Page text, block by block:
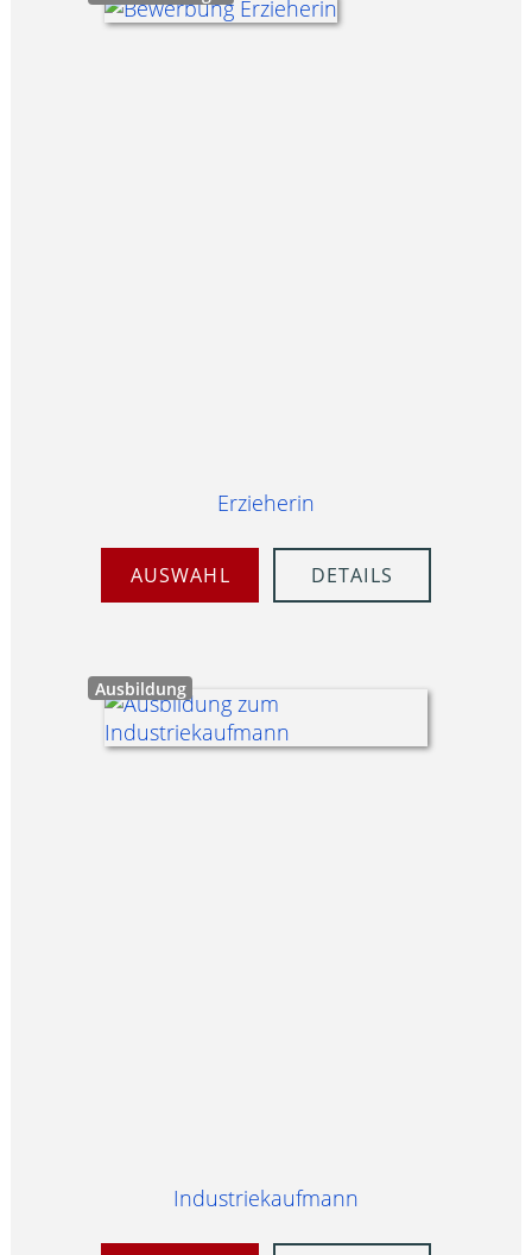
Erzieherin
AUSWAHL DETAILS
Ausbildung
Industriekaufmann